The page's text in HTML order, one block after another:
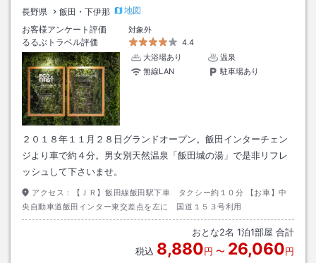
長野県 飯田・下伊那
地図
お客様アンケート評価
対象外
るるぶトラベル評価
4.4
大浴場あり
温泉
無線LAN
駐車場あり
２０１８年１１月２８日グランドオープン。飯田インターチェン
ジより車で約４分。男女別天然温泉「飯田城の湯」で是非リフレ
ッシュして下さいませ。
アクセス：
【ＪＲ】飯田線飯田駅下車 タクシー約１０分 【お車】中
央自動車道飯田インター東交差点を左に 国道１５３号利用
おとな2名 1泊1部屋 合計
税込 8,880円 〜 26,060円